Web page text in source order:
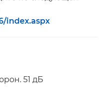
index.aspx
51 дБ